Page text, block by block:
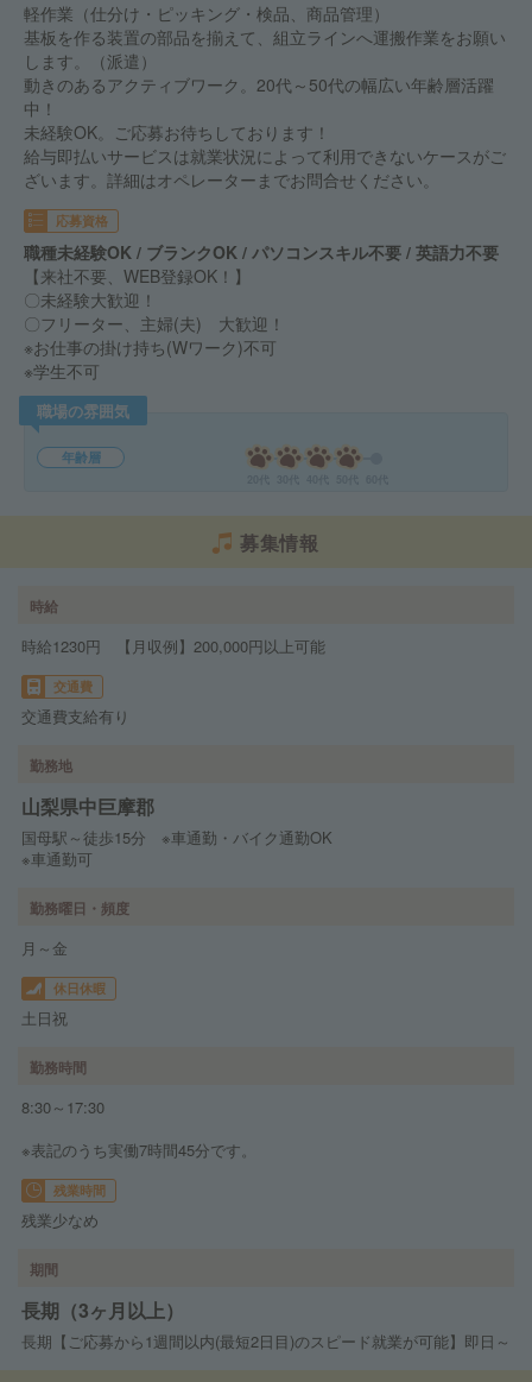
軽作業（仕分け・ピッキング・検品、商品管理）
基板を作る装置の部品を揃えて、組立ラインへ運搬作業をお願い
します。（派遣）
動きのあるアクティブワーク。20代～50代の幅広い年齢層活躍
中！
未経験OK。ご応募お待ちしております！
給与即払いサービスは就業状況によって利用できないケースがご
ざいます。詳細はオペレーターまでお問合せください。
応募資格
職種未経験OK / ブランクOK / パソコンスキル不要 / 英語力不要
【来社不要、WEB登録OK！】
〇未経験大歓迎！
〇フリーター、主婦(夫) 大歓迎！
※お仕事の掛け持ち(Wワーク)不可
※学生不可
職場の雰囲気
年齢層
募集情報
時給
時給1230円 【月収例】200,000円以上可能
交通費
交通費支給有り
勤務地
山梨県中巨摩郡
国母駅～徒歩15分 ※車通勤・バイク通勤OK
※車通勤可
勤務曜日・頻度
月～金
休日休暇
土日祝
勤務時間
8:30～17:30
※表記のうち実働7時間45分です。
残業時間
残業少なめ
期間
長期（3ヶ月以上）
長期【ご応募から1週間以内(最短2日目)のスピード就業が可能】即日～